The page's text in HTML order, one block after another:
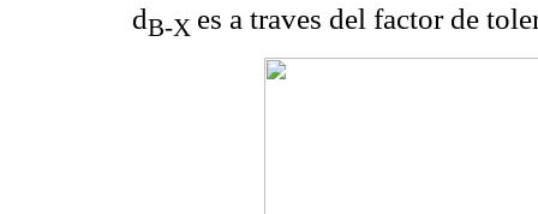
dB-X es a traves del factor de